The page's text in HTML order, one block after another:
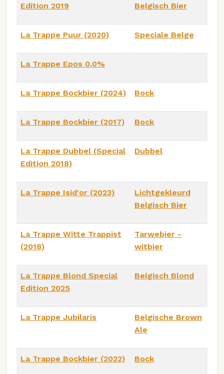
Edition 2019
Belgisch Bier
La Trappe Puur (2020) Speciale Belge
La Trappe Epos 0.0%
La Trappe Bockbier (2024) Bock
La Trappe Bockbier (2017) Bock
La Trappe Dubbel (Special
Edition 2018)
Dubbel
La Trappe Isid'or (2023)
Lichtgekleurd
Belgisch Bier
La Trappe Witte Trappist
(2018)
Tarwebier -
witbier
La Trappe Blond Special
Edition 2025
Belgisch Blond
La Trappe Jubilaris
Belgische Brown
Ale
La Trappe Bockbier (2022) Bock